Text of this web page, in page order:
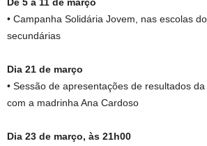
De 5 a 11 de março
• Campanha Solidária Jovem, nas escolas
secundárias
Dia 21 de março
• Sessão de apresentações de resultados da
com a madrinha Ana Cardoso
Dia 23 de março, às 21h00